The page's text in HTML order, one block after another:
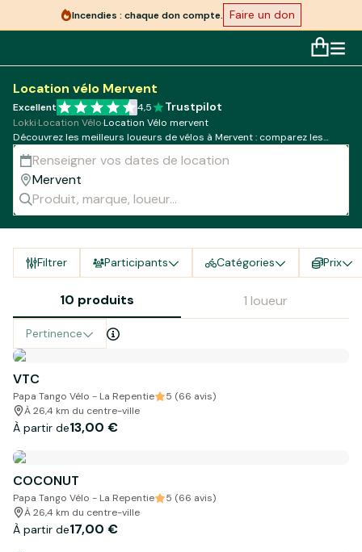
Incendies : chaque don compte. Faire un don
Location vélo Mervent
Excellent 4,5 Trustpilot
Lokki·Location Vélo·Location Vélo mervent
Découvrez les meilleurs loueurs de vélos à Mervent : comparez les
modèles, tarifs et disponibilités !
Filtrer Participants Catégories Prix
10 produits 1 loueur
Pertinence
VTC
Papa Tango Vélo - La Repentie
5 (66 avis)
À 26,4 km du centre-ville
À partir de13,00 €
COCONUT
Papa Tango Vélo - La Repentie
5 (66 avis)
À 26,4 km du centre-ville
À partir de17,00 €